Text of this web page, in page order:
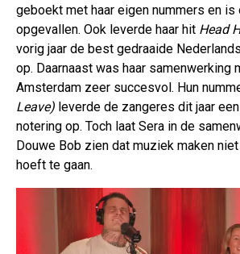
geboekt met haar eigen nummers en is
opgevallen. Ook leverde haar hit Head
vorig jaar de best gedraaide
op. Daarnaast was haar samenwerking
Amsterdam zeer succesvol. Hun
Leave) leverde de zangeres dit jaar
notering op. Toch laat Sera in de
Douwe Bob zien dat muziek maken
hoeft te gaan.